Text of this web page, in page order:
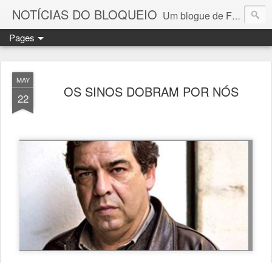
NOTÍCIAS DO BLOQUEIO Um blogue de Fernando Paulouro Neves
Pages
MAY
22 OS SINOS DOBRAM POR NÓS